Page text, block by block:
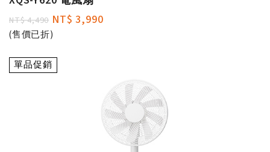
NT$ 4,490 NT$ 3,990
(售價已折)
單品促銷